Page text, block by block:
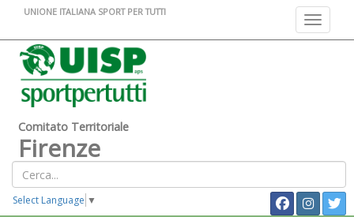
Toggle
UNIONE ITALIANA SPORT PER TUTTI
Comitato Territoriale
Firenze
Select Language ▼